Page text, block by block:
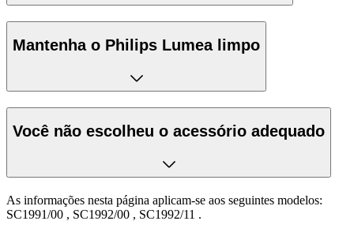
Mantenha o Philips Lumea limpo
Você não escolheu o acessório adequado
As informações nesta página aplicam-se aos seguintes modelos:
SC1991/00 , SC1992/00 , SC1992/11 .